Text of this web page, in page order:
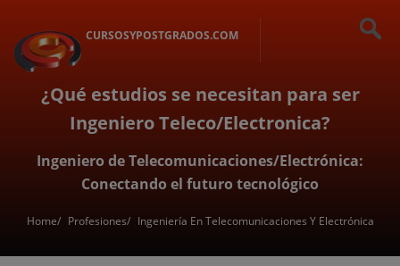
CURSOSYPOSTGRADOS.COM
¿Qué estudios se necesitan para ser
Ingeniero Teleco/Electronica?
Ingeniero de Telecomunicaciones/Electrónica:
Conectando el futuro tecnológico
Home Profesiones Ingeniería En Telecomunicaciones Y Electrónica